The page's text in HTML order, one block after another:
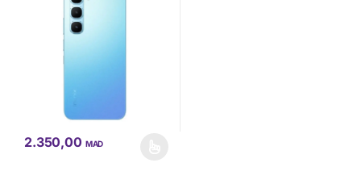
2.350,00 MAD
Ce produit a plusieurs variations. Les options peuvent être